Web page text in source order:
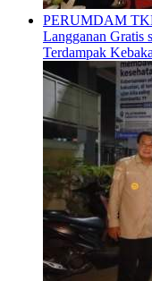
PERUMDAM
Langganan Gratis
Terdampak